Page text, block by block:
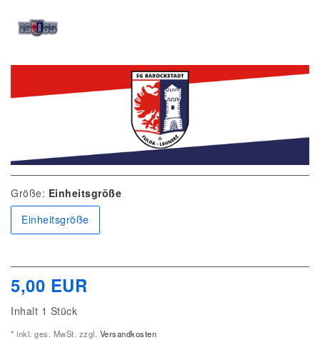
Größe: Einheitsgröße
Einheitsgröße
5,00 EUR
Inhalt 1 Stück
* inkl. ges. MwSt. zzgl. Versandkosten